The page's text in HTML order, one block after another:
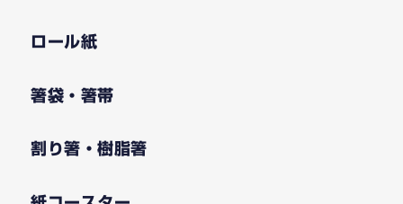
ロール紙
箸袋・箸帯
割り箸・樹脂箸